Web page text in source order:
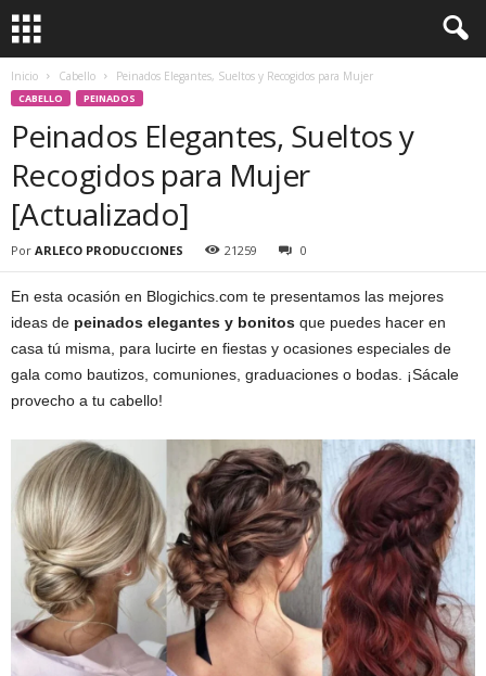
Inicio Cabello Peinados Elegantes, Sueltos y Recogidos para Mujer
CABELLO PEINADOS
Peinados Elegantes, Sueltos y
Recogidos para Mujer
[Actualizado]
Por ARLECO PRODUCCIONES 21259 0
En esta ocasión en Blogichics.com te presentamos las mejores
ideas de peinados elegantes y bonitos que puedes hacer en
casa tú misma, para lucirte en fiestas y ocasiones especiales de
gala como bautizos, comuniones, graduaciones o bodas. ¡Sácale
provecho a tu cabello!